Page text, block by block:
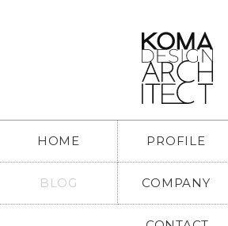
HOME PROFILE
BLOG COMPANY